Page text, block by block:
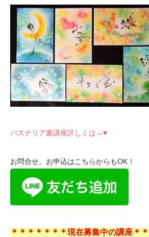
パステリア書講座詳しくは→♥
お問合せ。お申込はこちらからもOK！
＊＊＊＊＊＊＊現在募集中の講座＊